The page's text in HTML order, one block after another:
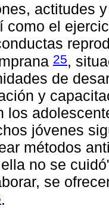
actitudes
como el
25,
de
y
los
jóvenes
métodos
no se
se
.